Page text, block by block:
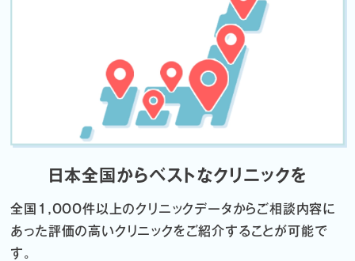
日本全国からベストなクリニックを
全国1,000件以上のクリニックデータからご相談内容に
あった評価の高いクリニックをご紹介することが可能で
す。